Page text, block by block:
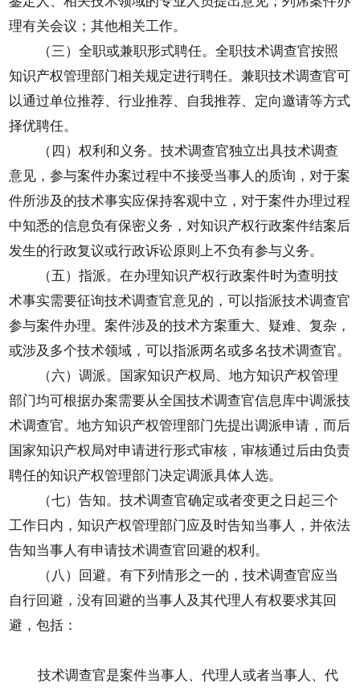
理有关会议；其他相关工作。
（三）全职或兼职形式聘任。全职技术调查官按照
知识产权管理部门相关规定进行聘任。兼职技术调查官可
以通过单位推荐、行业推荐、自我推荐、定向邀请等方式
择优聘任。
（四）权利和义务。技术调查官独立出具技术调查
意见，参与案件办案过程中不接受当事人的质询，对于案
件所涉及的技术事实应保持客观中立，对于案件办理过程
中知悉的信息负有保密义务，对知识产权行政案件结案后
发生的行政复议或行政诉讼原则上不负有参与义务。
（五）指派。在办理知识产权行政案件时为查明技
术事实需要征询技术调查官意见的，可以指派技术调查官
参与案件办理。案件涉及的技术方案重大、疑难、复杂，
或涉及多个技术领域，可以指派两名或多名技术调查官。
（六）调派。国家知识产权局、地方知识产权管理
部门均可根据办案需要从全国技术调查官信息库中调派技
术调查官。地方知识产权管理部门先提出调派申请，而后
国家知识产权局对申请进行形式审核，审核通过后由负责
聘任的知识产权管理部门决定调派具体人选。
（七）告知。技术调查官确定或者变更之日起三个
工作日内，知识产权管理部门应及时告知当事人，并依法
告知当事人有申请技术调查官回避的权利。
（八）回避。有下列情形之一的，技术调查官应当
自行回避，没有回避的当事人及其代理人有权要求其回
避，包括：
技术调查官是案件当事人、代理人或者当事人、代